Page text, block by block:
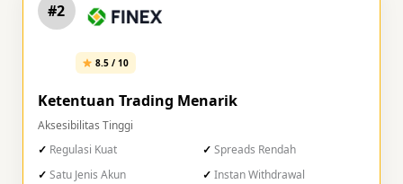
#2
8.5 / 10
Ketentuan Trading Menarik
Aksesibilitas Tinggi
Regulasi Kuat
Spreads Rendah
Satu Jenis Akun
Instan Withdrawal